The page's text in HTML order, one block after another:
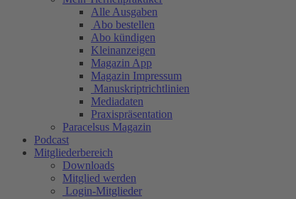
Alle Ausgaben
Abo bestellen
Abo kündigen
Kleinanzeigen
Magazin App
Magazin Impressum
Manuskriptrichtlinien
Mediadaten
Praxispräsentation
Paracelsus Magazin
Podcast
Mitgliederbereich
Downloads
Mitglied werden
Login-Mitglieder